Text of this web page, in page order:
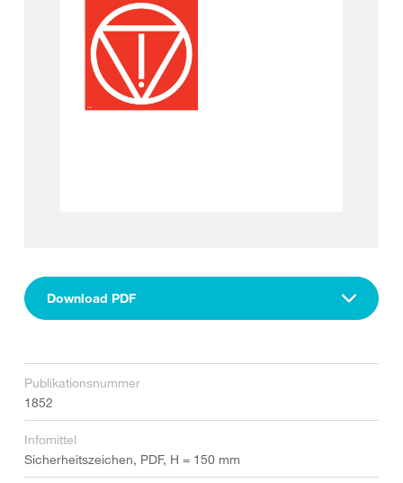
Download PDF
Publikationsnummer
1852
Infomittel
Sicherheitszeichen, PDF, H = 150 mm